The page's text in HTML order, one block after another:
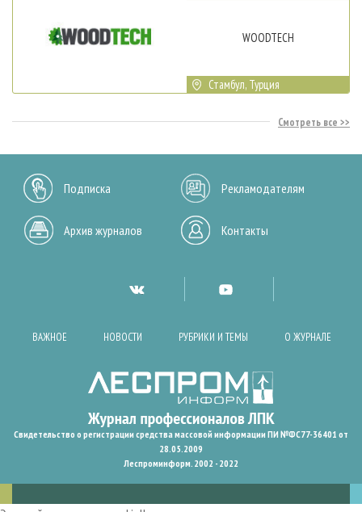
WOODTECH
Стамбул, Турция
Смотреть все
Подписка Рекламодателям
Архив журналов Контакты
ВАЖНОЕ НОВОСТИ РУБРИКИ И ТЕМЫ О ЖУРНАЛЕ
Свидетельство о регистрации средства массовой информации ПИ №ФС77-36401 от
28.05.2009
Леспроминформ. 2002 - 2022